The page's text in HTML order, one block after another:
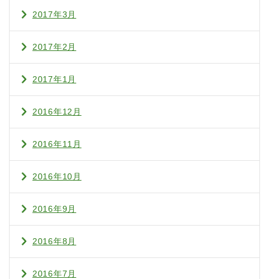
2017年3月
2017年2月
2017年1月
2016年12月
2016年11月
2016年10月
2016年9月
2016年8月
2016年7月